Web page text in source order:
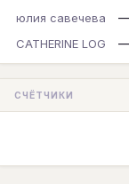
юлия савечева
CATHERINE LOG
СЧЁТЧИКИ